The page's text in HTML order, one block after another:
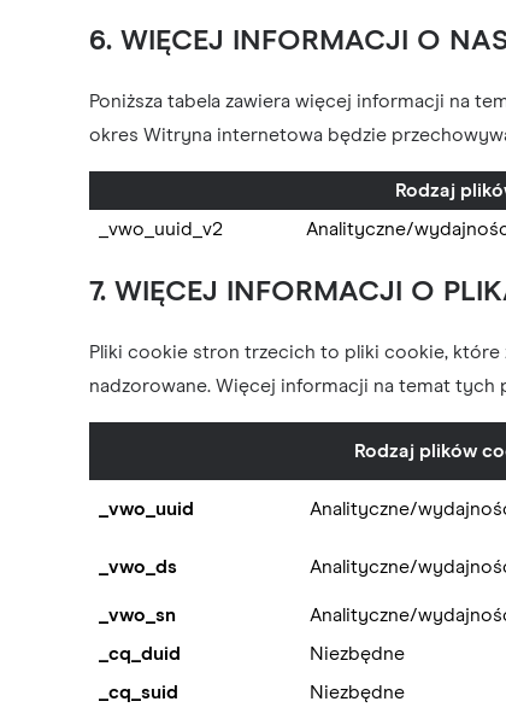
6. WIĘCEJ INFORMACJI O
Poniższa tabela zawiera więcej informacji na
okres Witryna internetowa będzie
Rodzaj
_vwo_uuid_v2
Analityczne/
7. WIĘCEJ INFORMACJI O
Pliki cookie stron trzecich to pliki cookie, które
nadzorowane. Więcej informacji na temat tych
Rodzaj plików
_vwo_uuid Analityczne/
_vwo_ds Analityczne/
_vwo_sn Analityczne/
_cq_duid
Niezbędne
_cq_suid
Niezbędne